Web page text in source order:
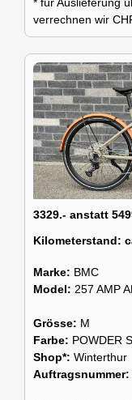
verrechnen wir
3329.- anstatt
Kilometerstand:
Marke: BMC
Model: 257 AMP
Grösse: M
Farbe: POWDER
Shop*: Winterthur
Auftragsnummer: